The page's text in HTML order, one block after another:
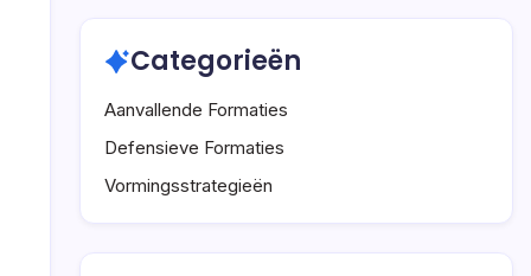
Categorieën
Aanvallende Formaties
Defensieve Formaties
Vormingsstrategieën